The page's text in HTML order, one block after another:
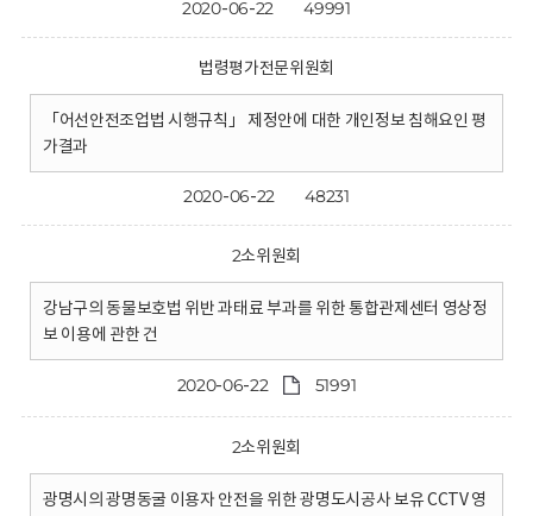
2020-06-22 49991
법령평가전문위원회
「어선안전조업법 시행규칙」 제정안에 대한 개인정보 침해요인 평
가결과
2020-06-22 48231
2소위원회
강남구의 동물보호법 위반 과태료 부과를 위한 통합관제센터 영상정
보 이용에 관한 건
2020-06-22 51991
2소위원회
광명시의 광명동굴 이용자 안전을 위한 광명도시공사 보유 CCTV 영